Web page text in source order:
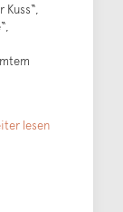
Kuss“,
lesen